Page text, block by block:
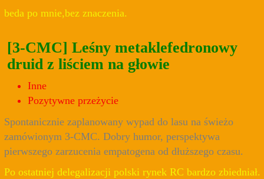
beda po mnie,bez znaczenia.
[3-CMC] Leśny metaklefedronowy
druid z liściem na głowie
Inne
Pozytywne przeżycie
Spontanicznie zaplanowany wypad do lasu na świeżo
zamówionym 3-CMC. Dobry humor, perspektywa
pierwszego zarzucenia empatogena od dłuższego czasu.
Po ostatniej delegalizacji polski rynek RC bardzo zbiedniał.